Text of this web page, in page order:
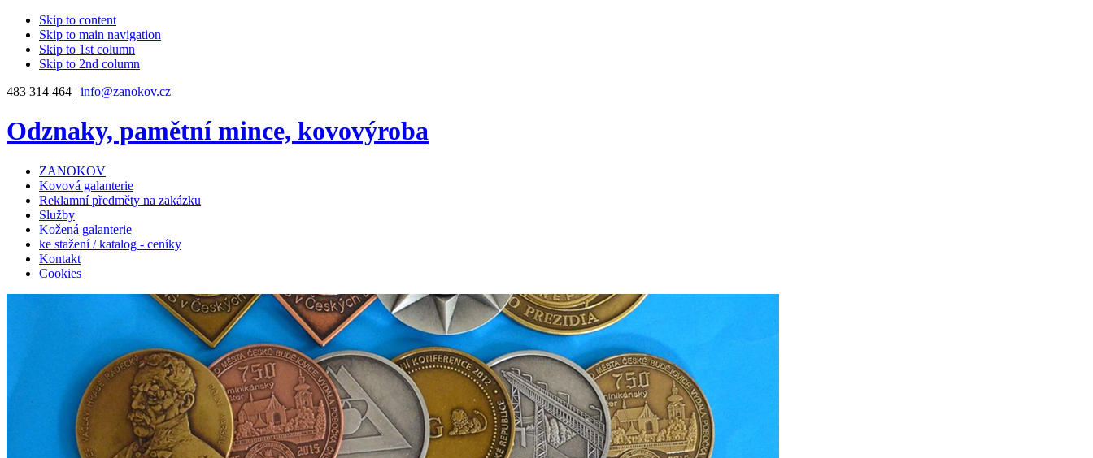
Skip to content
Skip to main navigation
Skip to 1st column
Skip to 2nd column
483 314 464 | info@zanokov.cz
Odznaky, pamětní mince, kovovýroba
ZANOKOV
Kovová galanterie
Reklamní předměty na zakázku
Služby
Kožená galanterie
ke stažení / katalog - ceníky
Kontakt
Cookies